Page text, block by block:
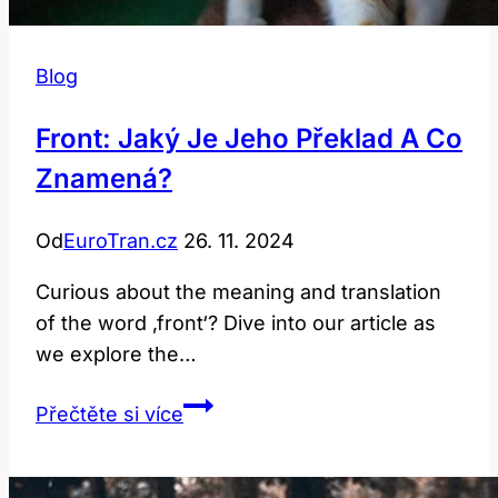
Blog
Front: Jaký Je Jeho Překlad A Co
Znamená?
OdEuroTran.cz 26. 11. 2024
Curious about the meaning and translation
of the word ‚front‘? Dive into our article as
we explore the…
Přečtěte si víceFront: